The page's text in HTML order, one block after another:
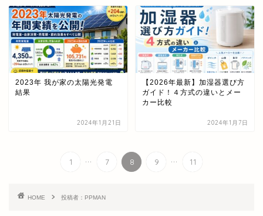
2023年 我が家の太陽光発電
結果
2024年1月21日
【2026年最新】加湿器選び方
ガイド！４方式の違いとメー
カー比較
2024年1月7日
1 ... 7 8 9 ... 11
HOME 投稿者：PPMAN